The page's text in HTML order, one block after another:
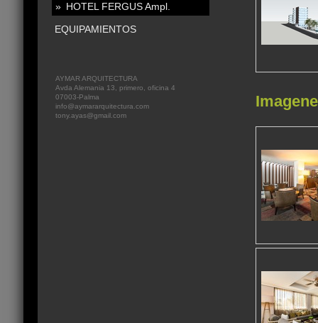
HOTEL FERGUS Ampl.
EQUIPAMIENTOS
AYMAR ARQUITECTURA
Avda Alemania 13, primero, oficina 4
07003-Palma
info@aymararquitectura.com
tony.ayas@gmail.com